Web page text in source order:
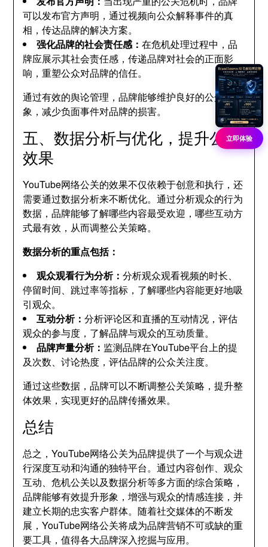
可以发布官方声明，通过视频向公众解释事件的真
相，传达品牌的解决方案。
强化品牌的社会责任感：在危机处理过程中，品
牌应展示其社会责任感，传递品牌对社会的正面影
响，重塑公众对品牌的信任。
通过有效的舆论管理，品牌能够维护良好的公众形
象，减少负面事件对品牌的损害。
五、数据分析与优化，提升公关
效果
YouTube网络公关的效果不仅依赖于创意和执行，还
需要通过数据分析来不断优化。通过分析观众的行为
数据，品牌能够了解哪些内容最受欢迎，哪些互动方
式最有效，从而调整公关策略。
数据分析的重点包括：
观众观看行为分析：分析观众观看视频的时长、
停留时间、跳过率等指标，了解哪些内容能更好地吸
引观众。
互动分析：分析评论区和直播的互动情况，评估
观众的参与度，了解品牌与观众的互动质量。
品牌声量分析： 监测品牌在YouTube平台上的提
及次数、讨论热度，评估品牌的公众关注度。
通过这些数据，品牌可以不断调整公关策略，提升整
体效果，实现更好的品牌传播效果。
总结
总之，YouTube网络公关为品牌提供了一个与观众进
行深度互动和沟通的独特平台。通过内容创作、观众
互动、危机公关以及数据分析等多方面的综合策略，
品牌能够有效提升形象，增强与观众的情感连接，并
建立长期的忠实客户群体。随着社交媒体的不断发
展，YouTube网络公关将成为品牌营销不可或缺的重
要工具，值得各大品牌深入挖掘与应用。
立即体验